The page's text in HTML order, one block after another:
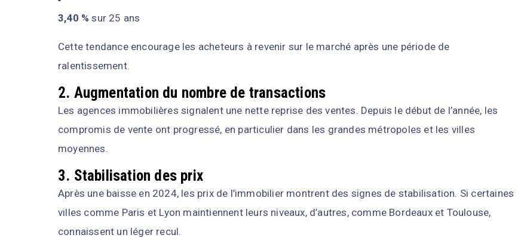
3,40 % sur 25 ans
Cette tendance encourage les acheteurs à revenir sur le marché après une période de
ralentissement.
2. Augmentation du nombre de transactions
Les agences immobilières signalent une nette reprise des ventes. Depuis le début de l’année, les
compromis de vente ont progressé, en particulier dans les grandes métropoles et les villes
moyennes.
3. Stabilisation des prix
Après une baisse en 2024, les prix de l’immobilier montrent des signes de stabilisation. Si certaines
villes comme Paris et Lyon maintiennent leurs niveaux, d’autres, comme Bordeaux et Toulouse,
connaissent un léger recul.